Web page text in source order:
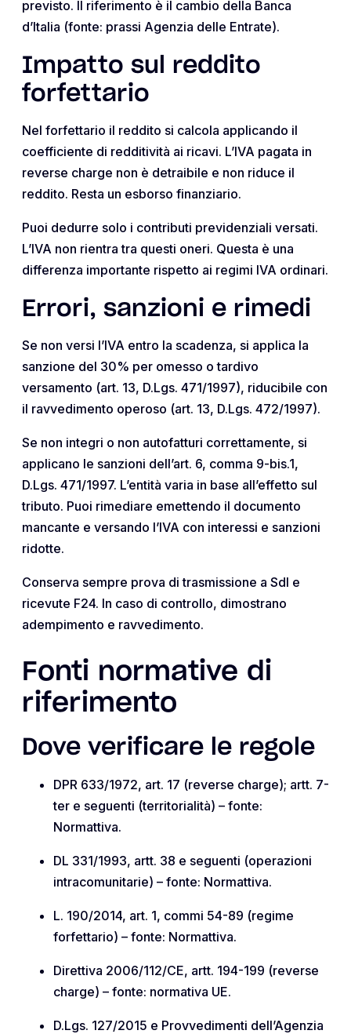
previsto. Il riferimento è il cambio della Banca
d’Italia (fonte: prassi Agenzia delle Entrate).
Impatto sul reddito
forfettario
Nel forfettario il reddito si calcola applicando il
coefficiente di redditività ai ricavi. L’IVA pagata in
reverse charge non è detraibile e non riduce il
reddito. Resta un esborso finanziario.
Puoi dedurre solo i contributi previdenziali versati.
L’IVA non rientra tra questi oneri. Questa è una
differenza importante rispetto ai regimi IVA ordinari.
Errori, sanzioni e rimedi
Se non versi l’IVA entro la scadenza, si applica la
sanzione del 30% per omesso o tardivo
versamento (art. 13, D.Lgs. 471/1997), riducibile con
il ravvedimento operoso (art. 13, D.Lgs. 472/1997).
Se non integri o non autofatturi correttamente, si
applicano le sanzioni dell’art. 6, comma 9-bis.1,
D.Lgs. 471/1997. L’entità varia in base all’effetto sul
tributo. Puoi rimediare emettendo il documento
mancante e versando l’IVA con interessi e sanzioni
ridotte.
Conserva sempre prova di trasmissione a SdI e
ricevute F24. In caso di controllo, dimostrano
adempimento e ravvedimento.
Fonti normative di
riferimento
Dove verificare le regole
DPR 633/1972, art. 17 (reverse charge); artt. 7-
ter e seguenti (territorialità) – fonte:
Normattiva.
DL 331/1993, artt. 38 e seguenti (operazioni
intracomunitarie) – fonte: Normattiva.
L. 190/2014, art. 1, commi 54-89 (regime
forfettario) – fonte: Normattiva.
Direttiva 2006/112/CE, artt. 194-199 (reverse
charge) – fonte: normativa UE.
D.Lgs. 127/2015 e Provvedimenti dell’Agenzia